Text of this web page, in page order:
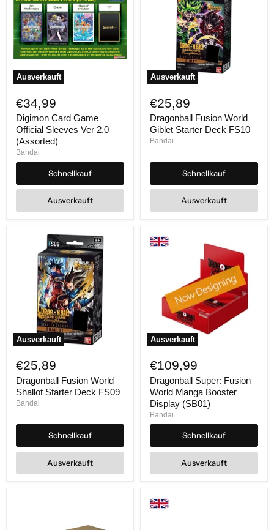
Ausverkauft
Card
Game
Official
Sleeves
Ver
2.0
(Assorted)
€34,99
Digimon Card Game
Official Sleeves Ver 2.0
(Assorted)
Bandai
Schnellkauf
Ausverkauft
Ausverkauft
Fusion
World
Giblet
Starter
Deck
€25,89
Dragonball Fusion World
Giblet Starter Deck FS10
Bandai
Schnellkauf
Ausverkauft
Ausverkauft
Fusion
World
Shallot
Starter
Deck
FS09
€25,89
Dragonball Fusion World
Shallot Starter Deck FS09
Bandai
Schnellkauf
Ausverkauft
Ausverkauft
Super:
Fusion
World
Manga
Booster
Display
(SB01)
€109,99
Dragonball Super: Fusion
World Manga Booster
Display (SB01)
Bandai
Schnellkauf
Ausverkauft